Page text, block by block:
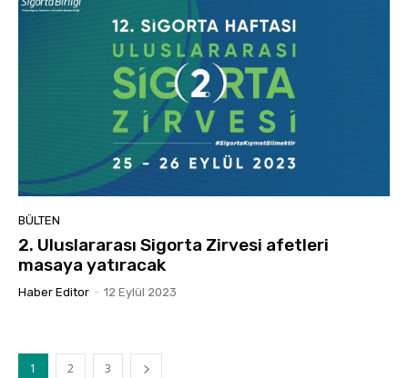
BÜLTEN
2. Uluslararası Sigorta Zirvesi afetleri
masaya yatıracak
Haber Editor - 12 Eylül 2023
1 2 3